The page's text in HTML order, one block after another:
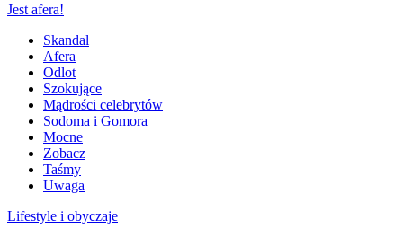
Jest afera!
Skandal
Afera
Odlot
Szokujące
Mądrości celebrytów
Sodoma i Gomora
Mocne
Zobacz
Taśmy
Uwaga
Lifestyle i obyczaje